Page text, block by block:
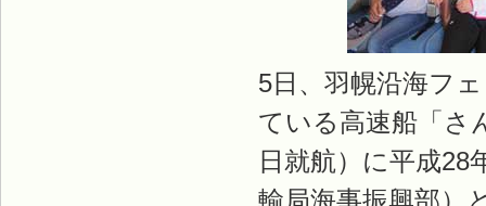
5日、羽幌沿海フ
ている高速船「さ
日就航）に平成28
輸局海事振興部）